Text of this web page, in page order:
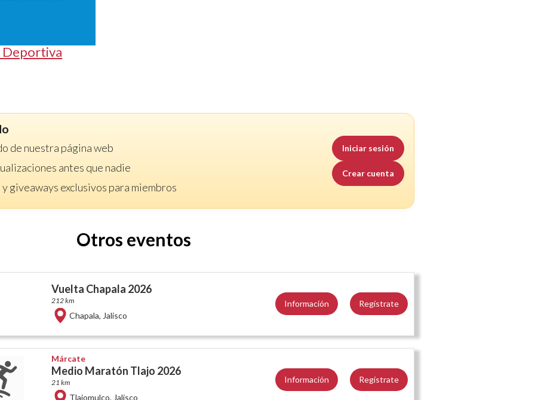
Deportiva
de nuestra página web
antes que nadie
giveaways exclusivos para miembros
Iniciar sesión
Crear cuenta
Otros eventos
Vuelta Chapala 2026
212 km
Chapala, Jalisco
Información Regístrate
Márcate
Medio Maratón Tlajo 2026
21 km
Tlajomulco, Jalisco
Información Regístrate